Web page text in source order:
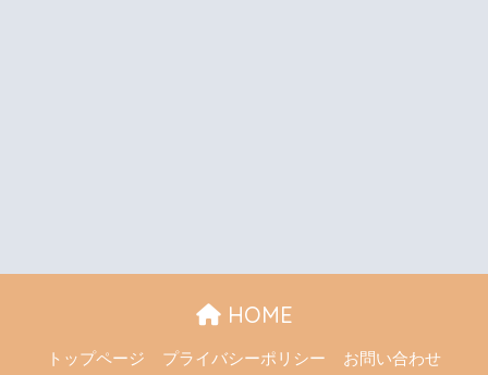
HOME
トップページ プライバシーポリシー お問い合わせ